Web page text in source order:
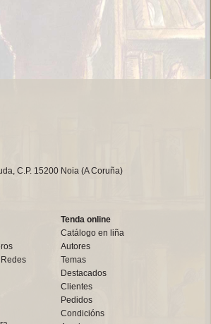
C.P. 15200 Noia (A Coruña)
Tenda online
Catálogo en liña
Autores
Temas
Destacados
Clientes
Pedidos
Condicións